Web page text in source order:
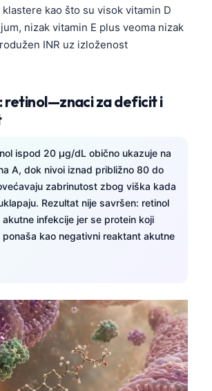
kao što su visok vitamin D
nizak vitamin E plus veoma nizak
INR uz izloženost
retinol—znaci za deficit i
ispod 20 µg/dL obično ukazuje na
A, dok nivoi iznad približno 80 do
zabrinutost zbog viška kada
Rezultat nije savršen: retinol
infekcije jer se protein koji
ponaša kao negativni reaktant akutne